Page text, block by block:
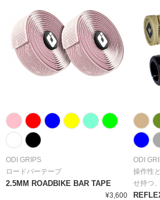
ODI GRIPS
ロードバーテープ
2.5MM ROADBIKE BAR TAPE
¥3,600
ODI
操作性
せ持つ